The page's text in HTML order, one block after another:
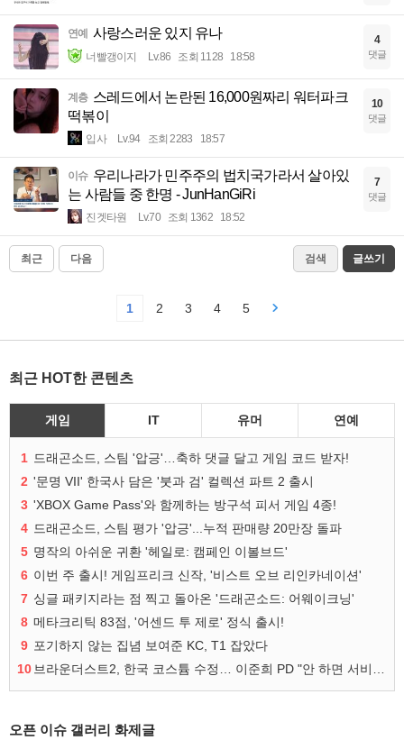
연예 사랑스러운 있지 유나
너빨갱이지 Lv.86 조회 1128 18:58
4
댓글
계층 스레드에서 논란된 16,000원짜리 워터파크
떡볶이
입사 Lv.94 조회 2283 18:57
10
댓글
이슈 우리나라가 민주주의 법치국가라서 살아있
는 사람들 중 한명 - JunHanGiRi
진겟타원 Lv.70 조회 1362 18:52
7
댓글
최근 다음 검색 글쓰기
1 2 3 4 5
최근 HOT한 콘텐츠
게임 IT 유머 연예
1 드래곤소드, 스팀 '압긍'…축하 댓글 달고 게임 코드 받자!
2 '문명 VII' 한국사 담은 '붓과 검' 컬렉션 파트 2 출시
3 'XBOX Game Pass'와 함께하는 방구석 피서 게임 4종!
4 드래곤소드, 스팀 평가 '압긍'...누적 판매량 20만장 돌파
5 명작의 아쉬운 귀환 '헤일로: 캠페인 이볼브드'
6 이번 주 출시! 게임프리크 신작, '비스트 오브 리인카네이션'
7 싱글 패키지라는 점 찍고 돌아온 '드래곤소드: 어웨이크닝'
8 메타크리틱 83점, '어센드 투 제로' 정식 출시!
9 포기하지 않는 집념 보여준 KC, T1 잡았다
10
오픈 이슈 갤러리 화제글